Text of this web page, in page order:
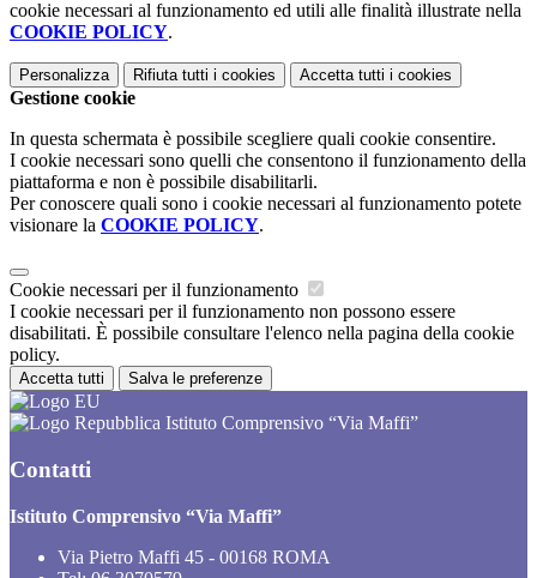
cookie necessari al funzionamento ed utili alle finalità illustrate nella
COOKIE POLICY.
Personalizza Rifiuta tutti i cookies Accetta tutti i cookies
Gestione cookie
In questa schermata è possibile scegliere quali cookie consentire.
I cookie necessari sono quelli che consentono il funzionamento della
piattaforma e non è possibile disabilitarli.
Per conoscere quali sono i cookie necessari al funzionamento potete
visionare la COOKIE POLICY.
Cookie necessari per il funzionamento
I cookie necessari per il funzionamento non possono essere
disabilitati. È possibile consultare l'elenco nella pagina della cookie
policy.
Accetta tutti Salva le preferenze
Istituto Comprensivo “Via Maffi”
Contatti
Istituto Comprensivo “Via Maffi”
Via Pietro Maffi 45 - 00168 ROMA